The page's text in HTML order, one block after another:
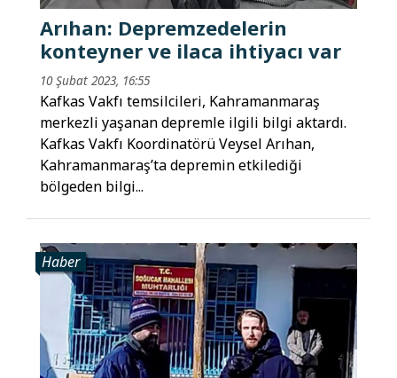
Arıhan: Depremzedelerin
konteyner ve ilaca ihtiyacı var
10 Şubat 2023, 16:55
Kafkas Vakfı temsilcileri, Kahramanmaraş
merkezli yaşanan depremle ilgili bilgi aktardı.
Kafkas Vakfı Koordinatörü Veysel Arıhan,
Kahramanmaraş’ta depremin etkilediği
bölgeden bilgi...
Haber